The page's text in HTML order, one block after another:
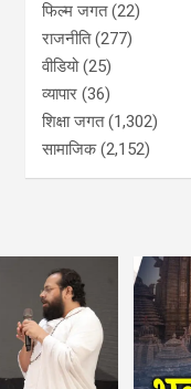
फिल्म जगत(22)
राजनीति(277)
वीडियो(25)
व्यापार (36)
शिक्षा जगत(1,302)
सामाजिक(2,152)